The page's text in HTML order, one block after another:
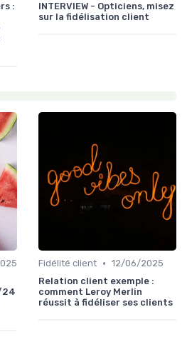
:
INTERVIEW - Opticiens, misez
sur la fidélisation client
24
Fidélité client • 12/06/2025
Relation client exemple :
comment Leroy Merlin
réussit à fidéliser ses clients